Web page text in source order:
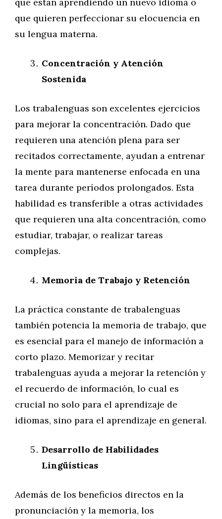
que quieren perfeccionar su elocuencia en
su lengua materna.
Concentración y Atención
Sostenida
Los trabalenguas son excelentes ejercicios
para mejorar la concentración. Dado que
requieren una atención plena para ser
recitados correctamente, ayudan a entrenar
la mente para mantenerse enfocada en una
tarea durante períodos prolongados. Esta
habilidad es transferible a otras actividades
que requieren una alta concentración, como
estudiar, trabajar, o realizar tareas
complejas.
Memoria de Trabajo y Retención
La práctica constante de trabalenguas
también potencia la memoria de trabajo, que
es esencial para el manejo de información a
corto plazo. Memorizar y recitar
trabalenguas ayuda a mejorar la retención y
el recuerdo de información, lo cual es
crucial no solo para el aprendizaje de
idiomas, sino para el aprendizaje en general.
Desarrollo de Habilidades
Lingüísticas
Además de los beneficios directos en la
pronunciación y la memoria, los